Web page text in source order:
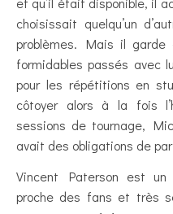
choisissait quelqu’un
problèmes. Mais il
formidables passés avec
pour les répétitions en
côtoyer alors à la fois
sessions de tournage,
avait des obligations de
Vincent Paterson est un
proche des fans et très